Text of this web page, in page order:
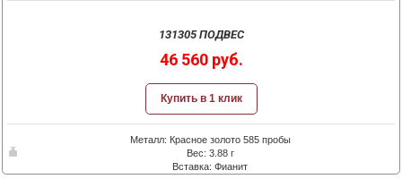
131305 ПОДВЕС
46 560 руб.
Купить в 1 клик
Металл: Красное золото 585 пробы
Вес: 3.88 г
Вставка: Фианит